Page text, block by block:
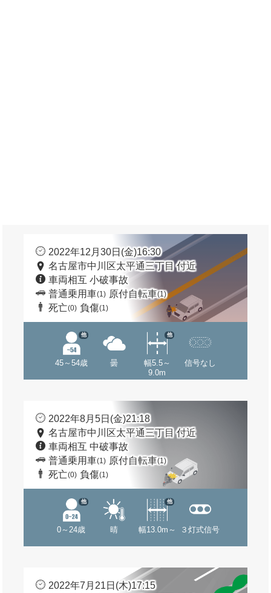
2022年12月30日(金)16:30
名古屋市中川区太平通三丁目 付近
車両相互 小破事故
普通乗用車(1) 原付自転車(1)
死亡(0) 負傷(1)
45～54歳
他
曇
幅5.5～
9.0m
他
信号なし
2022年8月5日(金)21:18
名古屋市中川区太平通三丁目 付近
車両相互 中破事故
普通乗用車(1) 原付自転車(1)
死亡(0) 負傷(1)
0～24歳
他
晴 幅13.0m～
他
３灯式信号
2022年7月21日(木)17:15